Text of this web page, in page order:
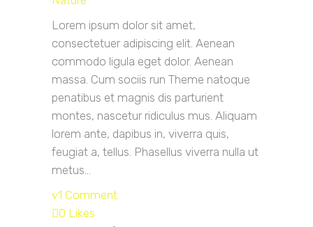
Lorem ipsum dolor sit amet,
consectetuer adipiscing elit. Aenean
commodo ligula eget dolor. Aenean
massa. Cum sociis run Theme natoque
penatibus et magnis dis parturient
montes, nascetur ridiculus mus. Aliquam
lorem ante, dapibus in, viverra quis,
feugiat a, tellus. Phasellus viverra nulla ut
metus...
1 Comment
0 Likes